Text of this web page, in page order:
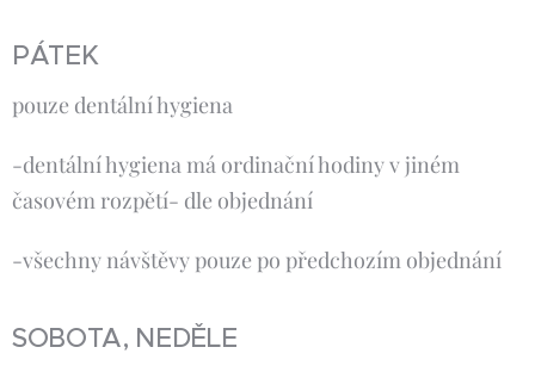
PÁTEK
pouze dentální hygiena
-dentální hygiena má ordinační hodiny v jiném
časovém rozpětí- dle objednání
-všechny návštěvy pouze po předchozím objednání
SOBOTA, NEDĚLE